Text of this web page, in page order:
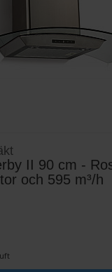
II 90 cm -
och 595 m³/h